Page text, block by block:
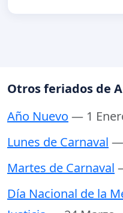
Otros feriados de
Año Nuevo — 1
Lunes de Carnaval —
Martes de Carnaval
Día Nacional de la